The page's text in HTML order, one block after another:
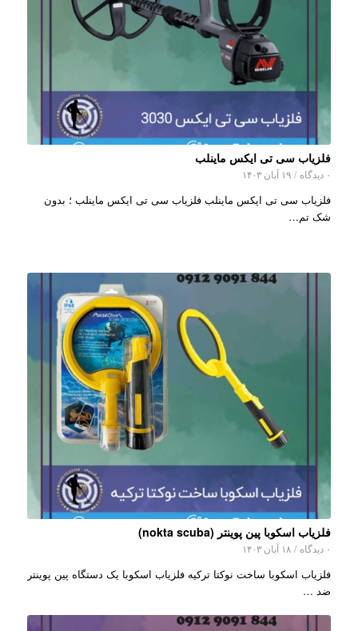
فلزیاب سی تی ایکس ماینلب
۰ دیدگاه / ۱۹ آبان ۱۴۰۳
فلزیاب سی تی ایکس ماینلب فلزیاب سی تی ایکس ماینلب ؛ بدون
شک تم…
فلزیاب اسکوبا پین پوینتر (nokta scuba)
۰ دیدگاه / ۱۸ آبان ۱۴۰۳
فلزیاب اسکوبا ساخت نوکتا ترکیه فلزیاب اسکوبا یک دستگاه پین پوینتر
ضد …